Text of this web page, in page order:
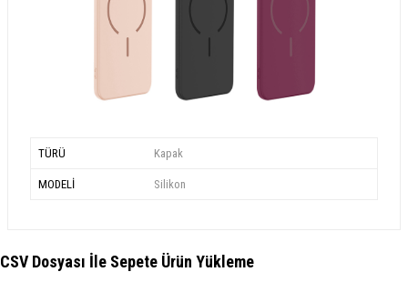
TÜRÜ Kapak
MODELİ Silikon
CSV Dosyası İle Sepete Ürün Yükleme